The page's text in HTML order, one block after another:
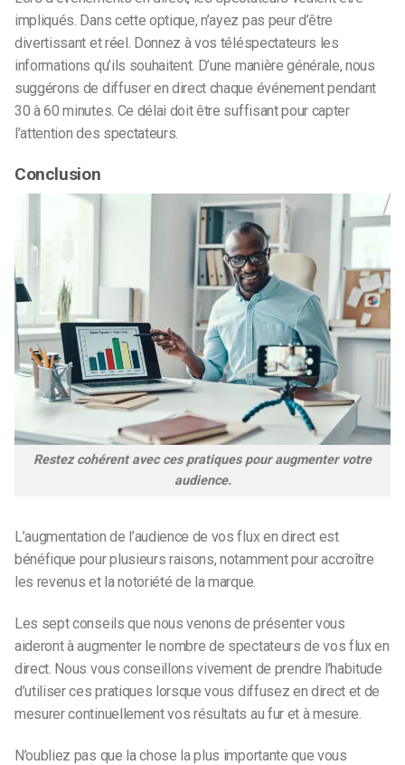
impliqués. Dans cette optique, n’ayez pas peur d’être
divertissant et réel. Donnez à vos téléspectateurs les
informations qu’ils souhaitent. D’une manière générale, nous
suggérons de diffuser en direct chaque événement pendant
30 à 60 minutes. Ce délai doit être suffisant pour capter
l’attention des spectateurs.
Conclusion
Restez cohérent avec ces pratiques pour augmenter votre
audience.
L’augmentation de l’audience de vos flux en direct est
bénéfique pour plusieurs raisons, notamment pour accroître
les revenus et la notoriété de la marque.
Les sept conseils que nous venons de présenter vous
aideront à augmenter le nombre de spectateurs de vos flux en
direct. Nous vous conseillons vivement de prendre l’habitude
d’utiliser ces pratiques lorsque vous diffusez en direct et de
mesurer continuellement vos résultats au fur et à mesure.
N’oubliez pas que la chose la plus importante que vous